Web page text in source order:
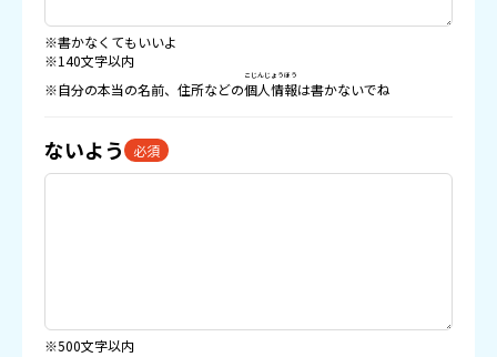
※書かなくてもいいよ
※140文字以内
※自分の本当の名前、住所などの個人情報
こじんじょうほう
は書かないでね
ないよう 必須
※500文字以内